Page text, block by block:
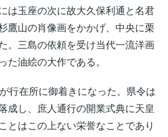
は玉座の次に故大久保利通と名君
鷹山の肖像画をかかげ、中央に栗
。三島の依頼を受け当代一流洋画
た油絵の大作である。
行在所に御着きになった。県令は
成し、庶人通行の開業式典に天皇
とはこの上ない栄誉なことであり